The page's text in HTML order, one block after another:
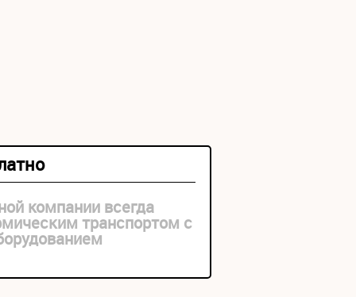
компании всегда
транспортом с